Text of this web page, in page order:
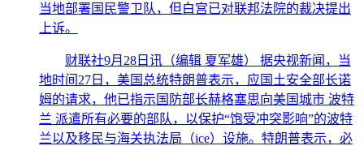
当地部署国民警卫队，但白宫已对联邦法院的裁决提出
上诉。
财联社9月28日讯（编辑 夏军雄） 据央视新闻，当
地时间27日，美国总统特朗普表示，应国土安全部长诺
姆的请求，他已指示国防部长赫格塞思向美国城市 波特
兰 派遣所有必要的部队，以保护“饱受冲突影响”的波特
兰以及移民与海关执法局（ice）设施。特朗普表示，必